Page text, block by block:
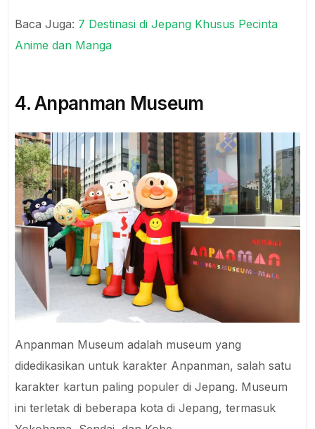
Baca Juga: 7 Destinasi di Jepang Khusus Pecinta
Anime dan Manga
4. Anpanman Museum
Anpanman Museum adalah museum yang
didedikasikan untuk karakter Anpanman, salah satu
karakter kartun paling populer di Jepang. Museum
ini terletak di beberapa kota di Jepang, termasuk